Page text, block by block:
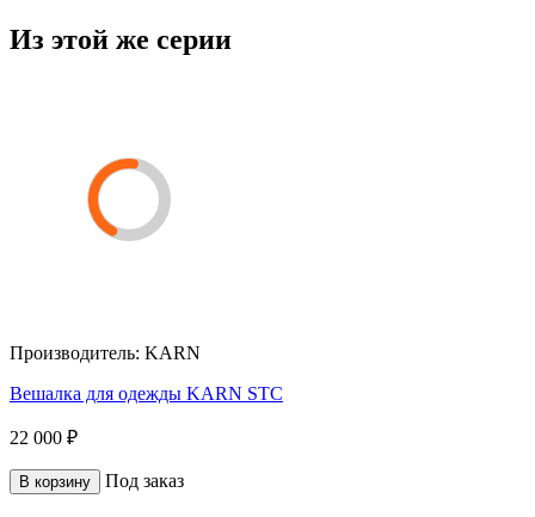
Из этой же серии
Производитель: KARN
Вешалка для одежды KARN STC
22 000 ₽
В корзину Под заказ